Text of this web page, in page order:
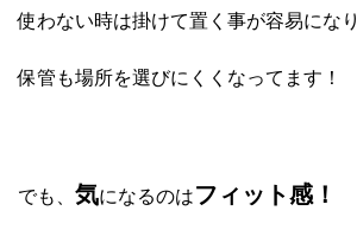
使わない時は掛けて置く事が容易になり
保管も場所を選びにくくなってます！
でも、 気になるのはフィット感！